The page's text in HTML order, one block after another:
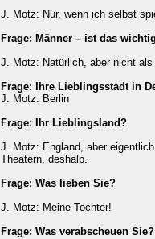
J. Motz: Nur, wenn ich selbst
Frage: Männer – ist das
J. Motz: Natürlich, aber nicht als
Frage: Ihre Lieblingsstadt in
J. Motz: Berlin
Frage: Ihr Lieblingsland?
J. Motz: England, aber
Theatern, deshalb.
Frage: Was lieben Sie?
J. Motz: Meine Tochter!
Frage: Was verabscheuen Sie?